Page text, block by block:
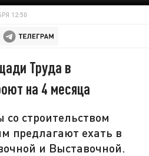
12:50
Труда в
на 4 месяца
со строительством
предлагают ехать в
и Выставочной.